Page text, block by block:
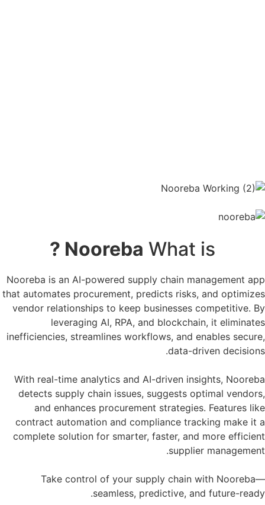
What is
Nooreba ?
Nooreba is an AI-powered supply chain management app
that automates procurement, predicts risks, and optimizes
vendor relationships to keep businesses competitive. By
leveraging AI, RPA, and blockchain, it eliminates
inefficiencies, streamlines workflows, and enables secure,
data-driven decisions.
With real-time analytics and AI-driven insights, Nooreba
detects supply chain issues, suggests optimal vendors,
and enhances procurement strategies. Features like
contract automation and compliance tracking make it a
complete solution for smarter, faster, and more efficient
supplier management.
Take control of your supply chain with Nooreba—
seamless, predictive, and future-ready.